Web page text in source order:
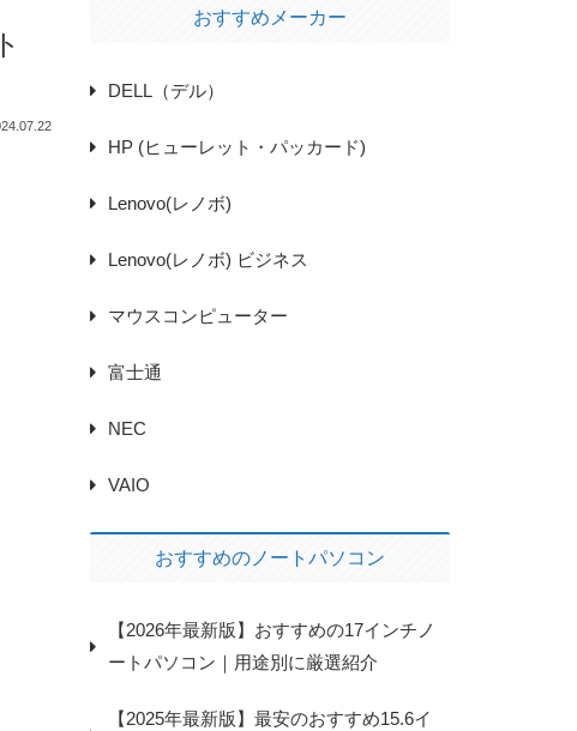
おすすめメーカー
DELL（デル）
HP (ヒューレット・パッカード)
Lenovo(レノボ)
Lenovo(レノボ) ビジネス
マウスコンピューター
富士通
NEC
VAIO
おすすめのノートパソコン
【2026年最新版】おすすめの17インチノ
ートパソコン｜用途別に厳選紹介
【2025年最新版】最安のおすすめ15.6イ